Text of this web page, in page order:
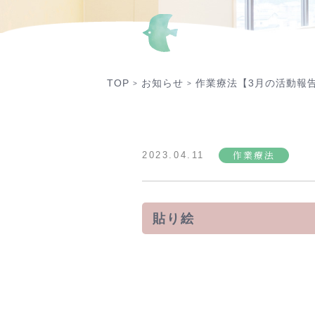
TOP > お知らせ > 作業療法【3月の活動報
2023.04.11 作業療法
貼り絵